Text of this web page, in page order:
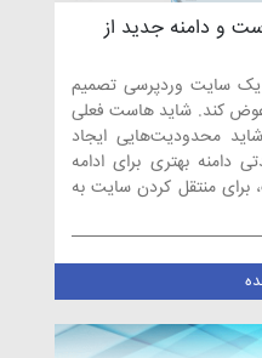
و دامنه جدید از
سایت وردپرسی تصمیم
عوض کند. شاید هاست فعلی
محدودیت‌هایی ایجاد
دامنه بهتری برای ادامه
برای منتقل کردن سایت به